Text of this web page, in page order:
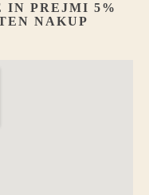
IN PREJMI 5%
NAKUP